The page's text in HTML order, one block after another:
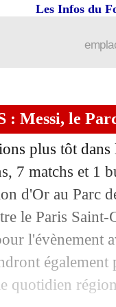
Les Infos du
: Messi, le
plus tôt dans
7 matchs et 1
d'Or au Parc
le Paris
l'évènement
également
quotidien
compos
les compos
passe à
Dortmund
bon !
ne digère